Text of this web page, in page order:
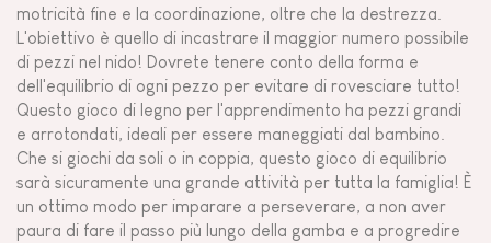
motricità fine e la coordinazione, oltre che la destrezza.
L'obiettivo è quello di incastrare il maggior numero possibile
di pezzi nel nido! Dovrete tenere conto della forma e
dell'equilibrio di ogni pezzo per evitare di rovesciare tutto!
Questo gioco di legno per l'apprendimento ha pezzi grandi
e arrotondati, ideali per essere maneggiati dal bambino.
Che si giochi da soli o in coppia, questo gioco di equilibrio
sarà sicuramente una grande attività per tutta la famiglia! È
un ottimo modo per imparare a perseverare, a non aver
paura di fare il passo più lungo della gamba e a progredire